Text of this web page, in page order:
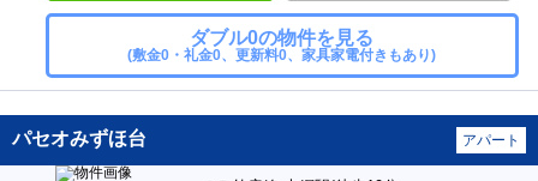
ダブル0の物件を見る
(敷金0・礼金0、更新料0、家具家電付きもあり)
パセオみずほ台 アパート